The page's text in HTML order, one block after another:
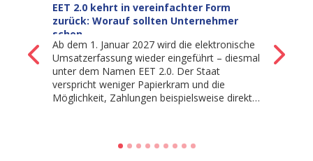
Zurück
EET 2.0 kehrt in vereinfachter Form
zurück: Worauf sollten Unternehmer
schon…
Ab dem 1. Januar 2027 wird die elektronische
Umsatzerfassung wieder eingeführt – diesmal
unter dem Namen EET 2.0. Der Staat
verspricht weniger Papierkram und die
Möglichkeit, Zahlungen beispielsweise direkt…